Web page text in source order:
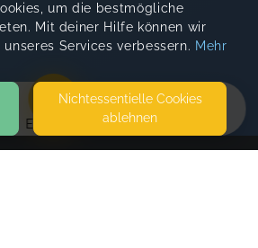
EVENTS
um die bestmögliche
Mit deiner Hilfe können wir
Services verbessern. Mehr
Nicht­essentielle Cookies
ablehnen